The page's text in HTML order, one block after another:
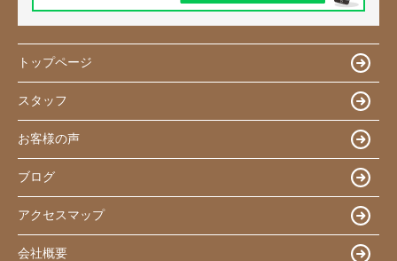
トップページ
スタッフ
お客様の声
ブログ
アクセスマップ
会社概要